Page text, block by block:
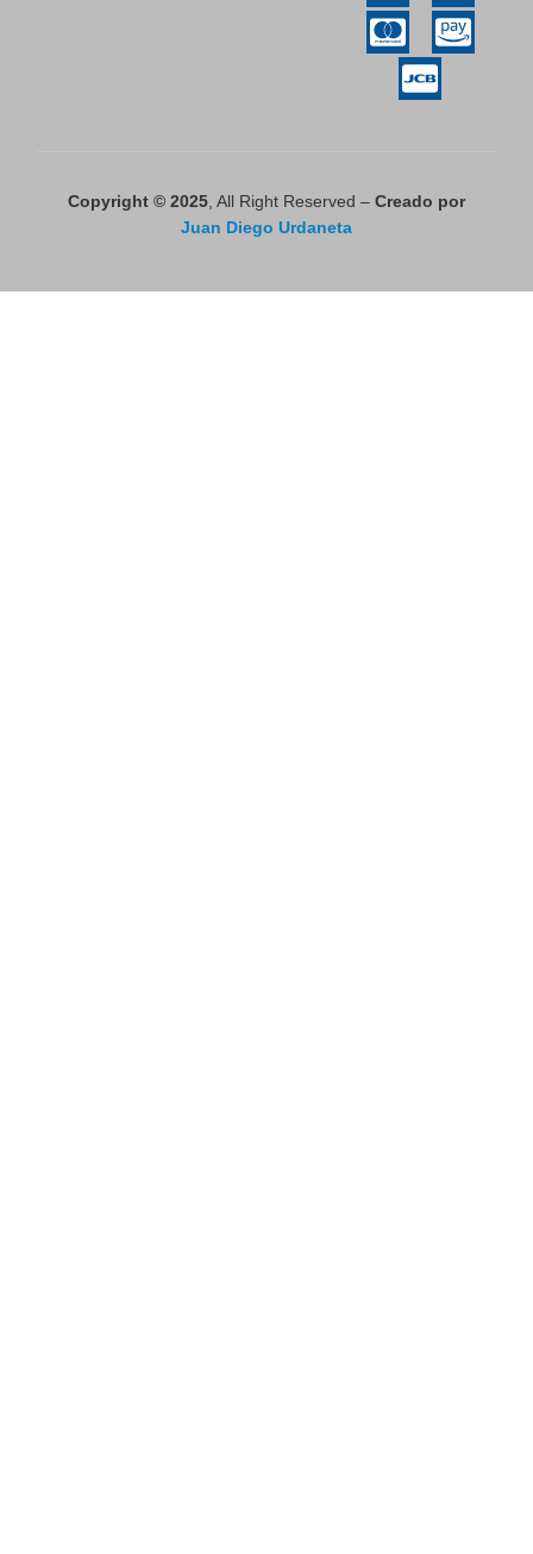
Copyright © 2025, All Right Reserved – Creado por
Juan Diego Urdaneta